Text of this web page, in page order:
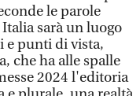
le parole
sarà un luogo
e punti di vista,
che ha alle spalle
2024 l'editoria